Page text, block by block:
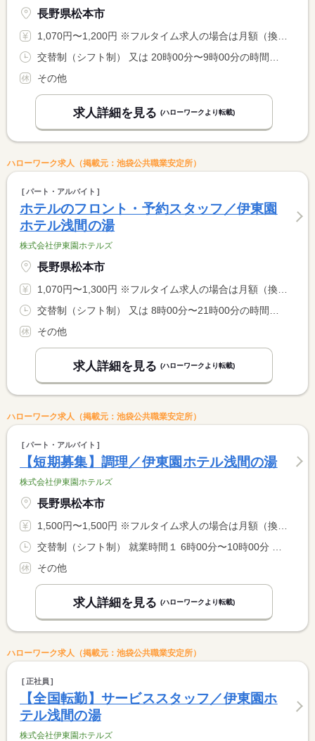
長野県松本市
1,070円〜1,200円 ※フルタイム求人の場合は月額（換算額）、パート求人の場合は時間額を表示しています。
その他
求人詳細を見る (ハローワークより転載)
ハローワーク求人（掲載元：池袋公共職業安定所）
パート・アルバイト
ホテルのフロント・予約スタッフ／伊東園
ホテル浅間の湯
株式会社伊東園ホテルズ
長野県松本市
1,070円〜1,300円 ※フルタイム求人の場合は月額（換算額）、パート求人の場合は時間額を表示しています。
その他
求人詳細を見る (ハローワークより転載)
ハローワーク求人（掲載元：池袋公共職業安定所）
パート・アルバイト
【短期募集】調理／伊東園ホテル浅間の湯
株式会社伊東園ホテルズ
長野県松本市
1,500円〜1,500円 ※フルタイム求人の場合は月額（換算額）、パート求人の場合は時間額を表示しています。
その他
求人詳細を見る (ハローワークより転載)
ハローワーク求人（掲載元：池袋公共職業安定所）
正社員
【全国転勤】サービススタッフ／伊東園ホ
テル浅間の湯
株式会社伊東園ホテルズ